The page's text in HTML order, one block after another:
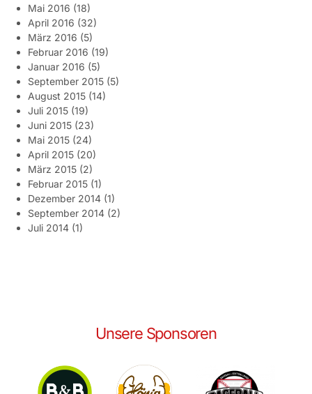
Mai 2016 (18)
April 2016 (32)
März 2016 (5)
Februar 2016 (19)
Januar 2016 (5)
September 2015 (5)
August 2015 (14)
Juli 2015 (19)
Juni 2015 (23)
Mai 2015 (24)
April 2015 (20)
März 2015 (2)
Februar 2015 (1)
Dezember 2014 (1)
September 2014 (2)
Juli 2014 (1)
Unsere Sponsoren